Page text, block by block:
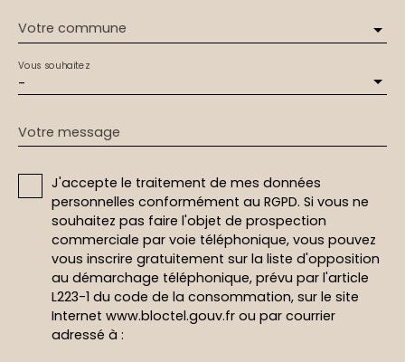
Votre commune
-
Vous souhaitez
Votre message
J'accepte le traitement de mes données
personnelles conformément au RGPD. Si vous ne
souhaitez pas faire l'objet de prospection
commerciale par voie téléphonique, vous pouvez
vous inscrire gratuitement sur la liste d'opposition
au démarchage téléphonique, prévu par l'article
L223-1 du code de la consommation, sur le site
Internet www.bloctel.gouv.fr ou par courrier
adressé à :